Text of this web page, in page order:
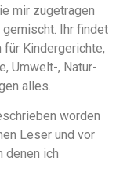
mir zugetragen
Ihr findet
für Kindergerichte,
Umwelt-, Natur-
alles.
worden
Leser und vor
denen ich